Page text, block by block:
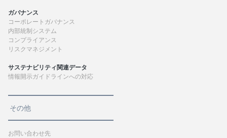
ガバナンス
コーポレートガバナンス
内部統制システム
コンプライアンス
リスクマネジメント
サステナビリティ関連データ
情報開示ガイドラインへの対応
その他
お問い合わせ先